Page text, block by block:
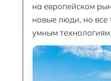
на европейском
новые люди, но все
умным технологиям.